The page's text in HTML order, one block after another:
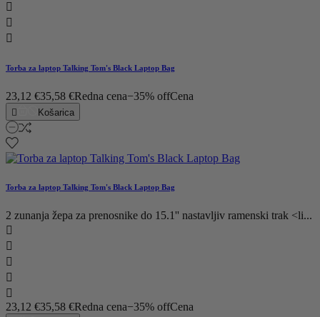



Torba za laptop Talking Tom's Black Laptop Bag
23,12 €35,58 €Redna cena−35% offCena
 Košarica
Torba za laptop Talking Tom's Black Laptop Bag
2 zunanja žepa za prenosnike do 15.1'' nastavljiv ramenski trak <li...





23,12 €35,58 €Redna cena−35% offCena